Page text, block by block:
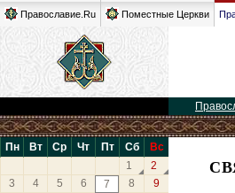
Православие.Ru Поместные Церкви
Пн Вт Ср Чт Пт Сб
Вс
1
2
3
4 5 6 7 8
9